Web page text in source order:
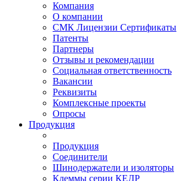
Компания
О компании
СМК Лицензии Сертификаты
Патенты
Партнеры
Отзывы и рекомендации
Социальная ответственность
Вакансии
Реквизиты
Комплексные проекты
Опросы
Продукция
Продукция
Соединители
Шинодержатели и изоляторы
Клеммы серии КЕДР